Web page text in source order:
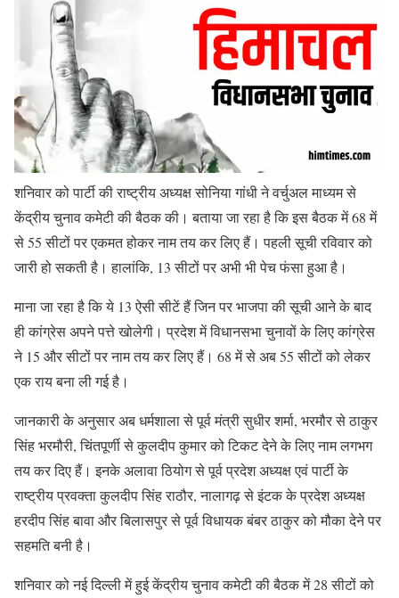
शनिवार को पार्टी की राष्ट्रीय अध्यक्ष सोनिया गांधी ने वर्चुअल माध्यम से
केंद्रीय चुनाव कमेटी की बैठक की। बताया जा रहा है कि इस बैठक में 68 में
से 55 सीटों पर एकमत होकर नाम तय कर लिए हैं। पहली सूची रविवार को
जारी हो सकती है। हालांकि, 13 सीटों पर अभी भी पेच फंसा हुआ है।
माना जा रहा है कि ये 13 ऐसी सीटें हैं जिन पर भाजपा की सूची आने के बाद
ही कांग्रेस अपने पत्ते खोलेगी। प्रदेश में विधानसभा चुनावों के लिए कांग्रेस
ने 15 और सीटों पर नाम तय कर लिए हैं। 68 में से अब 55 सीटों को लेकर
एक राय बना ली गई है।
जानकारी के अनुसार अब धर्मशाला से पूर्व मंत्री सुधीर शर्मा, भरमौर से ठाकुर
सिंह भरमौरी, चिंतपूर्णी से कुलदीप कुमार को टिकट देने के लिए नाम लगभग
तय कर दिए हैं। इनके अलावा ठियोग से पूर्व प्रदेश अध्यक्ष एवं पार्टी के
राष्ट्रीय प्रवक्ता कुलदीप सिंह राठौर, नालागढ़ से इंटक के प्रदेश अध्यक्ष
हरदीप सिंह बावा और बिलासपुर से पूर्व विधायक बंबर ठाकुर को मौका देने पर
सहमति बनी है।
शनिवार को नई दिल्ली में हुई केंद्रीय चुनाव कमेटी की बैठक में 28 सीटों को